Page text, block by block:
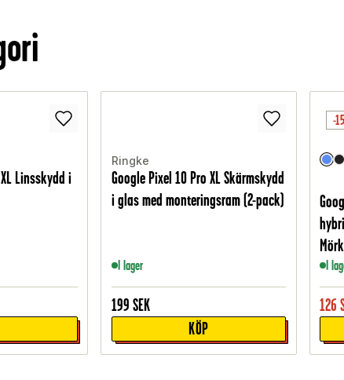
Linsskydd i
Ringke
Google Pixel 10 Pro XL Skärmskydd
i glas med monteringsram (2-pack)
I lager
199 SEK
KÖP
-
I
126